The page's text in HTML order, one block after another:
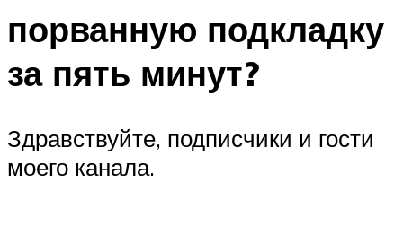
порванную подкладку
за пять минут?
Здравствуйте, подписчики и гости
моего канала.